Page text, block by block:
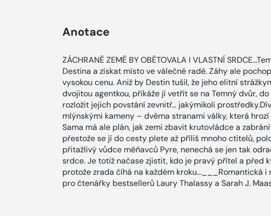
Anotace
ZÁCHRANĚ ZEMĚ BY OBĚTOVALA I VLASTNÍ
Destina a získat místo ve válečné radě. Záhy ale
vysokou cenu. Aniž by Destin tušil, že jeho elitní
dvojitou agentkou, přikáže jí vetřít se na Temný dvůr,
rozložit jejich povstání zevnitř… jakýmikoli
mlýnskými kameny – dvěma stranami války, která
Sama má ale plán, jak zemi zbavit krutovládce a
přestože se jí do cesty plete až příliš mnoho ctitelů,
přitažlivý vůdce měňavců Pyre, nenechá se jen tak
srdce. Je totiž načase zjistit, kdo je pravý přítel a před
protože zrada číhá na každém kroku…___Romantická
pro čtenářky bestsellerů Laury Thalassy a Sarah J.